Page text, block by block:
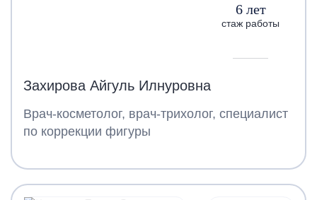
6 лет
стаж работы
Захирова Айгуль Илнуровна
Врач-косметолог, врач-трихолог, специалист
по коррекции фигуры